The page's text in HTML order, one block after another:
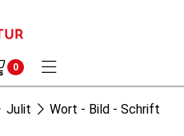
0
Julit Wort - Bild - Schrift